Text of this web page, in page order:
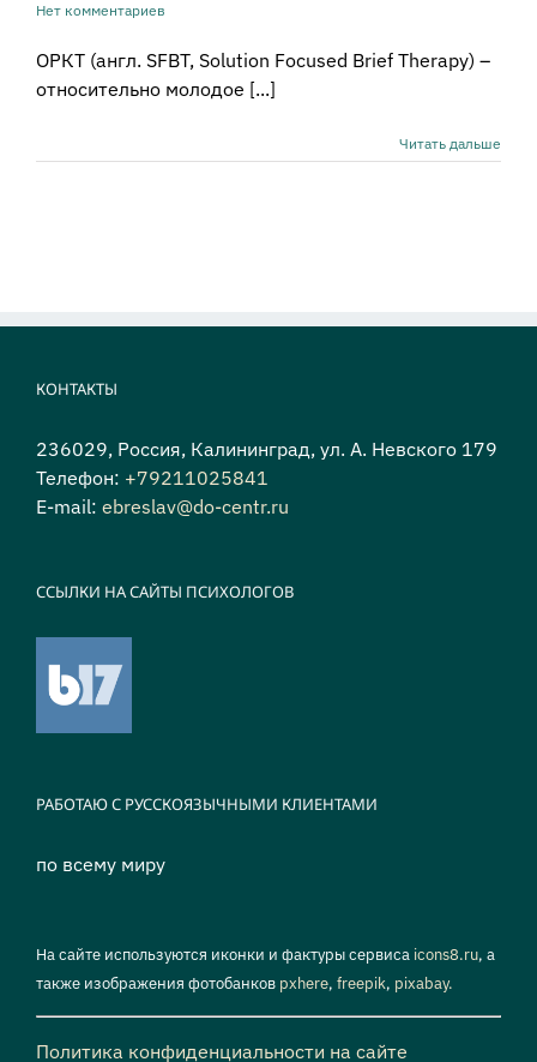
Нет комментариев
ОРКТ (англ. SFBT, Solution Focused Brief Therapy) –
относительно молодое [...]
Читать дальше
КОНТАКТЫ
236029, Россия, Калининград, ул. А. Невского 179
Телефон: +79211025841
E-mail: ebreslav@do-centr.ru
ССЫЛКИ НА САЙТЫ ПСИХОЛОГОВ
РАБОТАЮ С РУССКОЯЗЫЧНЫМИ КЛИЕНТАМИ
по всему миру
На сайте используются иконки и фактуры сервиса icons8.ru, а
также изображения фотобанков pxhere, freepik, pixabay.
Политика конфиденциальности на сайте